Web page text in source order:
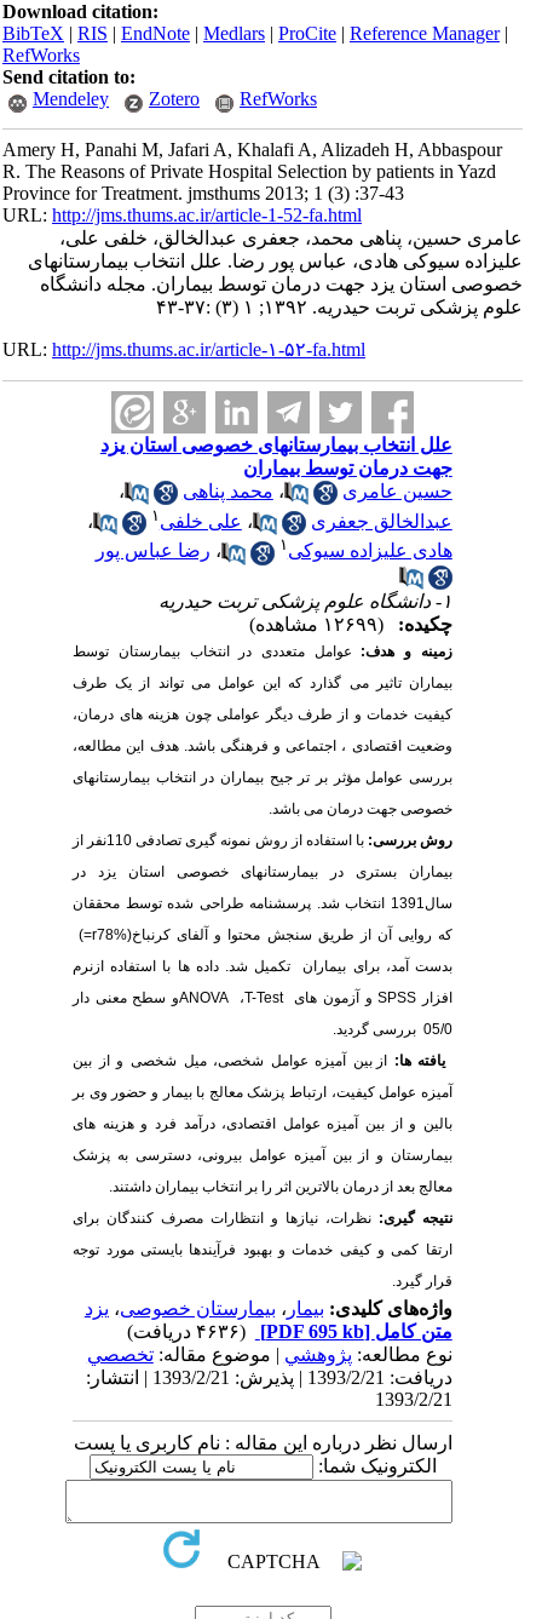
Download citation:
BibTeX|RIS|EndNote| Medlars| ProCite|Reference
RefWorks
Send citation to:
Mendeley
Zotero RefWorks
Amery H, Panahi M, Jafari A, Khalafi A, Alizadeh H,
R. The Reasons of Private Hospital Selection by patients in
Province for Treatment. jmsthums 2013; 1 (3) :37-43
URL:http://jms.thums.ac.ir/article-1-52-fa.html
حسین، پناهی محمد، جعفری عبدالخالق، خلفی علی،
سیوکی هادی، عباس پور رضا. علل انتخاب بیمارستانهای
استان یزد جهت درمان توسط بیماران. مجله دانشگاه
تربت حیدریه. ۱۳۹۲; ۱ (۳) :۳۷-۴۳
URL:http://jms.thums.ac.ir/article-۱-۵۲-fa.html
علل انتخاب بیمارستانهای خصوصی استان یزد
جهت درمان توسط بیماران
حسین عامری
، محمد پناهی
،
عبدالخالق جعفری
، علی خلفی
،
هادی علیزاده سیوکی
، رضا عباس پور
(۱۲۶۹۹ مشاهده)
زمینه و هدف:
عوامل متعددی در انتخاب بیمارستان توسط
بیماران تاثیر می گذارد که این عوامل می تواند از یک طرف
کیفیت خدمات و از طرف دیگر عواملی چون هزینه های درمان،
وضعیت اقتصادی ، اجتماعی و فرهنگی باشد. هدف این مطالعه،
بررسی عوامل مؤثر بر تر جیح بیماران در انتخاب بیمارستانهای
خصوصی جهت درمان می باشد.
روش بررسی:
با استفاده از روش نمونه گیری تصادفی 110نفر از
بیماران بستری در بیمارستانهای خصوصی استان یزد در
سال1391 انتخاب شد. پرسشنامه طراحی شده توسط محققان
که روایی آن از طریق سنجش محتوا و آلفای کرنباخ(%78
r
=)
بدست آمد، برای بیماران تکمیل شد. داده ها با استفاده ازنرم
SPSS و آزمون های T-Test،ANOVAو سطح معنی دار
از بین آمیزه عوامل شخصی، میل شخصی و از بین
آمیزه عوامل کیفیت، ارتباط پزشک معالج با بیمار و حضور وی بر
بالین و از بین آمیزه عوامل اقتصادی، درآمد فرد و هزینه های
بیمارستان و از بین آمیزه عوامل بیرونی، دسترسی به پزشک
معالج بعد از درمان بالاترین اثر را بر انتخاب بیماران داشتند.
نتیجه گیری:نظرات، نیازها و انتظارات مصرف کنندگان برای
ارتقا کمی و کیفی خدمات و بهبود فرآیندها بایستی مورد توجه
واژه‌های کلیدی:بیمار،بیمارستان خصوصی،یزد
متن کامل[PDF 695 kb]
(۴۶۳۶ دریافت)
نوع مطالعه:پژوهشي| موضوع مقاله:تخصصي
دریافت: 1393/2/21 | پذیرش: 1393/2/21 | انتشار:
1393/2/21
ارسال نظر درباره این مقاله : نام کاربری یا پست
الکترونیک شما: